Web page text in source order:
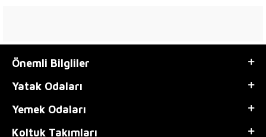
Önemli Bilgliler
Yatak Odaları
Yemek Odaları
Koltuk Takımları